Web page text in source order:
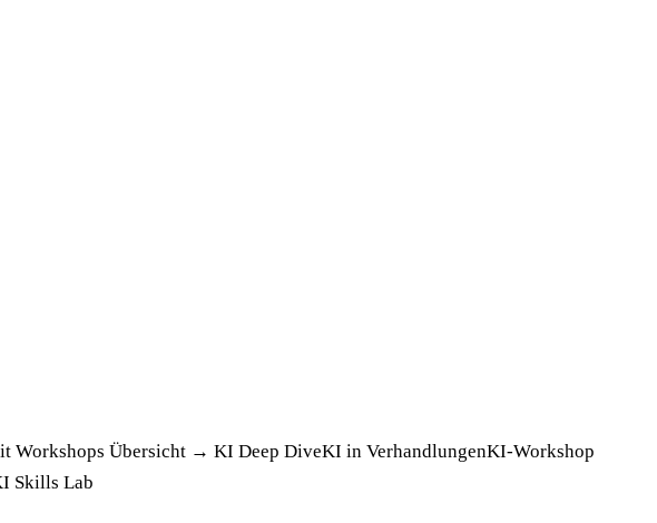
Workshops Übersicht → KI Deep DiveKI in VerhandlungenKI-Workshop
Skills Lab